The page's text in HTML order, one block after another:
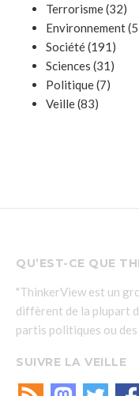
Terrorisme(32)
Environnement
Société(191)
Sciences (31)
Politique(7)
Veille(83)
QU’EST-CE QUE
"ThinkerView est un
diffèrent de la plupart
partis politiques ou
SUIVRE LA VEILLE